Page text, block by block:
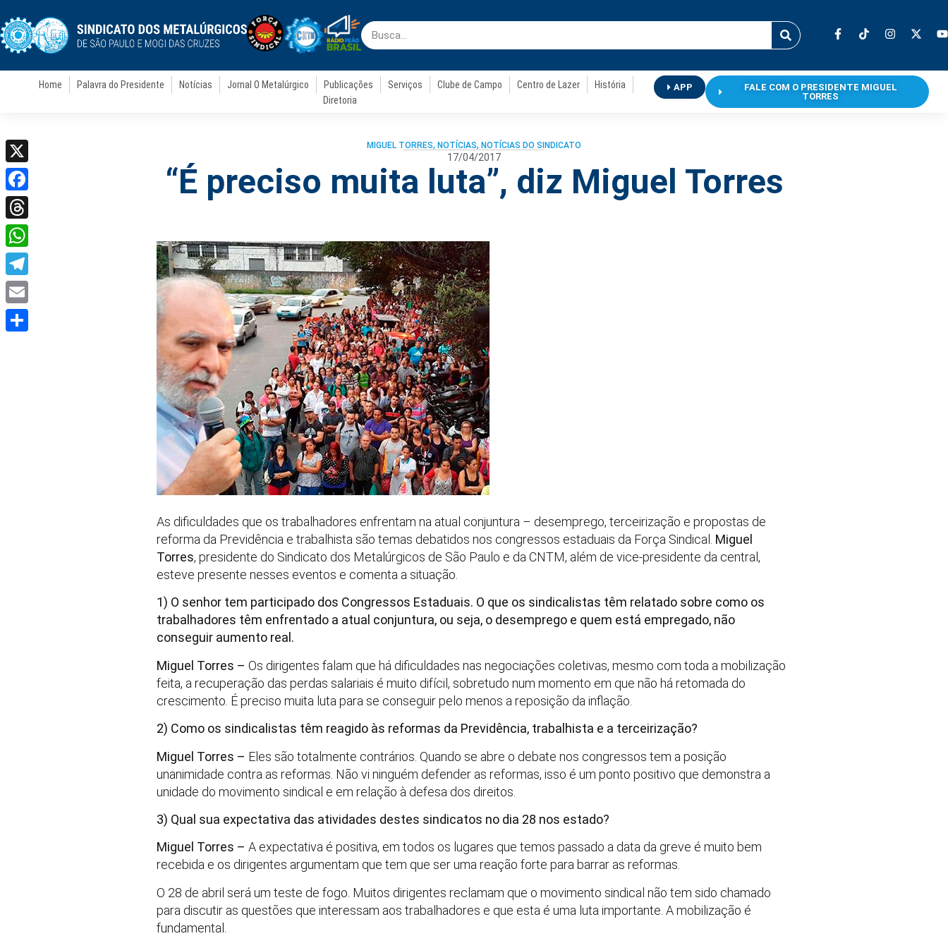
Home Palavra do Presidente Notícias Jornal O Metalúrgico Publicações Serviços Clube de Campo Centro de Lazer
História
Diretoria
APP
FALE COM O PRESIDENTE MIGUEL
TORRES
MIGUEL TORRES, NOTÍCIAS, NOTÍCIAS DO SINDICATO
17/04/2017
“É preciso muita luta”, diz Miguel Torres
As dificuldades que os trabalhadores enfrentam na atual conjuntura – desemprego, terceirização e propostas de
reforma da Previdência e trabalhista são temas debatidos nos congressos estaduais da Força Sindical. Miguel
Torres, presidente do Sindicato dos Metalúrgicos de São Paulo e da CNTM, além de vice-presidente da central,
esteve presente nesses eventos e comenta a situação.
1) O senhor tem participado dos Congressos Estaduais. O que os sindicalistas têm relatado sobre como os
trabalhadores têm enfrentado a atual conjuntura, ou seja, o desemprego e quem está empregado, não
conseguir aumento real.
Miguel Torres – Os dirigentes falam que há dificuldades nas negociações coletivas, mesmo com toda a mobilização
feita, a recuperação das perdas salariais é muito difícil, sobretudo num momento em que não há retomada do
crescimento. É preciso muita luta para se conseguir pelo menos a reposição da inflação.
2) Como os sindicalistas têm reagido às reformas da Previdência, trabalhista e a terceirização?
Miguel Torres – Eles são totalmente contrários. Quando se abre o debate nos congressos tem a posição
unanimidade contra as reformas. Não vi ninguém defender as reformas, isso é um ponto positivo que demonstra a
unidade do movimento sindical e em relação à defesa dos direitos.
3) Qual sua expectativa das atividades destes sindicatos no dia 28 nos estado?
Miguel Torres – A expectativa é positiva, em todos os lugares que temos passado a data da greve é muito bem
recebida e os dirigentes argumentam que tem que ser uma reação forte para barrar as reformas.
O 28 de abril será um teste de fogo. Muitos dirigentes reclamam que o movimento sindical não tem sido chamado
para discutir as questões que interessam aos trabalhadores e que esta é uma luta importante. A mobilização é
fundamental.
X
Facebook
Threads
WhatsApp
Telegram
Email